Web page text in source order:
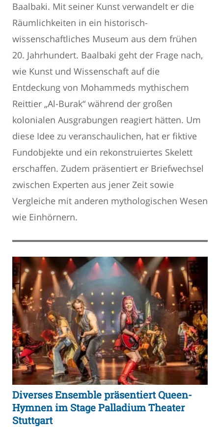
Baalbaki. Mit seiner Kunst verwandelt er die
Räumlichkeiten in ein historisch-
wissenschaftliches Museum aus dem frühen
20. Jahrhundert. Baalbaki geht der Frage nach,
wie Kunst und Wissenschaft auf die
Entdeckung von Mohammeds mythischem
Reittier „Al-Burak“ während der großen
kolonialen Ausgrabungen reagiert hätten. Um
diese Idee zu veranschaulichen, hat er fiktive
Fundobjekte und ein rekonstruiertes Skelett
erschaffen. Zudem präsentiert er Briefwechsel
zwischen Experten aus jener Zeit sowie
Vergleiche mit anderen mythologischen Wesen
wie Einhörnern.
Diverses Ensemble präsentiert Queen-
Hymnen im Stage Palladium Theater
Stuttgart